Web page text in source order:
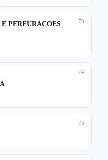
73
PERFURACOES
74
75